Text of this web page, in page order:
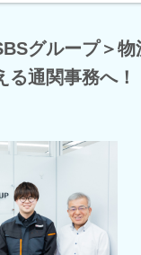
グループ＞
通関事務へ！